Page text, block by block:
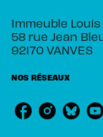
Immeuble
58 rue Jean
92170 VANVES
NOS RÉSEAUX